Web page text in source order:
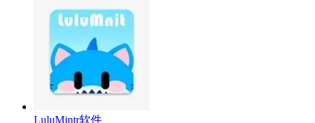
LuluMintr软件